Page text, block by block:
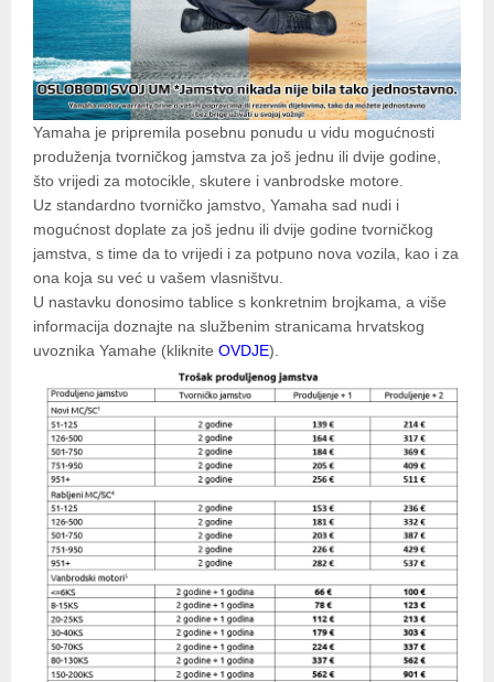
Yamaha je pripremila posebnu ponudu u vidu mogućnosti
produženja tvorničkog jamstva za još jednu ili dvije godine,
što vrijedi za motocikle, skutere i vanbrodske motore.
Uz standardno tvorničko jamstvo, Yamaha sad nudi i
mogućnost doplate za još jednu ili dvije godine tvorničkog
jamstva, s time da to vrijedi i za potpuno nova vozila, kao i za
ona koja su već u vašem vlasništvu.
U nastavku donosimo tablice s konkretnim brojkama, a više
informacija doznajte na službenim stranicama hrvatskog
uvoznika Yamahe (kliknite OVDJE).